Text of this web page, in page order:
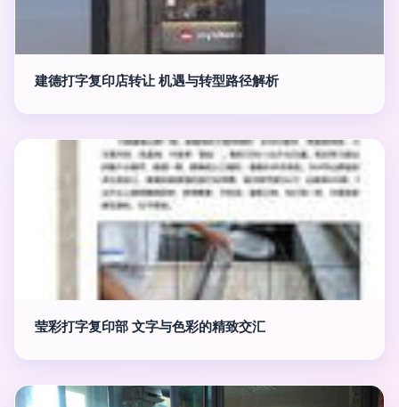
建德打字复印店转让 机遇与转型路径解析
莹彩打字复印部 文字与色彩的精致交汇